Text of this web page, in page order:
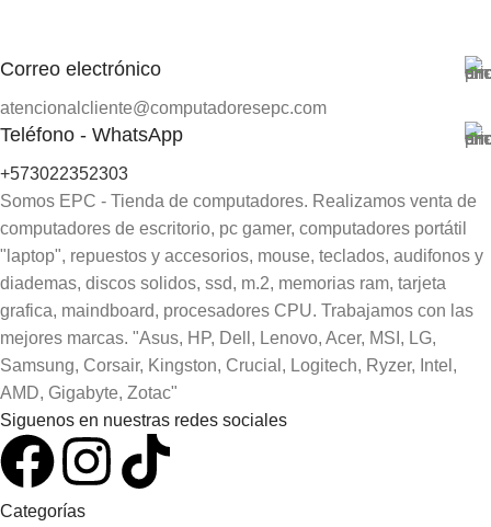
Correo electrónico
atencionalcliente@computadoresepc.com
Teléfono - WhatsApp
+573022352303
Somos EPC - Tienda de computadores. Realizamos venta de
computadores de escritorio, pc gamer, computadores portátil
"laptop", repuestos y accesorios, mouse, teclados, audifonos y
diademas, discos solidos, ssd, m.2, memorias ram, tarjeta
grafica, maindboard, procesadores CPU. Trabajamos con las
mejores marcas. "Asus, HP, Dell, Lenovo, Acer, MSI, LG,
Samsung, Corsair, Kingston, Crucial, Logitech, Ryzer, Intel,
AMD, Gigabyte, Zotac"
Siguenos en nuestras redes sociales
Categorías